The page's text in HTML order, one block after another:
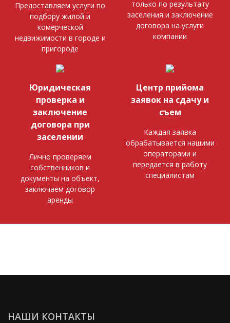
Предоставляем услуги по
подбору жилой и
комерческой
недвижимости в городе и
пригороде
только по результату
заселения и заключение
договора на услуги
компании
Юридическая
проверка и
заключение
договора при
заселении
Лично проверяем
собственников и
документы на объект,
заключаем договор
аренды
Центр прийома
заявок на сдачу и
съем
Каждая заявка
обрабатывается нашими
операторами и
передается в работу
специалистам
НАШИ КОНТАКТЫ